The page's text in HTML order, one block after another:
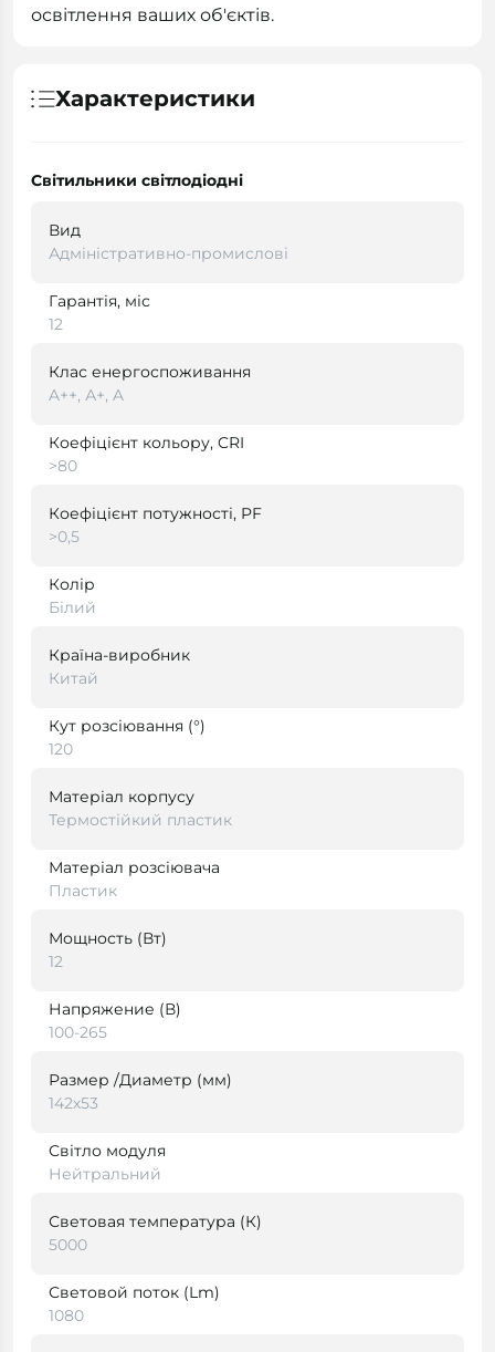
освітлення ваших об'єктів.
Характеристики
Світильники світлодіодні
Вид
Адміністративно-промислові
Гарантія, міс
12
Клас енергоспоживання
A++, А+, A
Коефіцієнт кольору, CRI
>80
Коефіцієнт потужності, PF
>0,5
Колір
Білий
Країна-виробник
Китай
Кут розсіювання (°)
120
Матеріал корпусу
Термостійкий пластик
Матеріал розсіювача
Пластик
Мощность (Вт)
12
Напряжение (В)
100-265
Размер /Диаметр (мм)
142х53
Світло модуля
Нейтральний
Световая температура (К)
5000
Световой поток (Lm)
1080